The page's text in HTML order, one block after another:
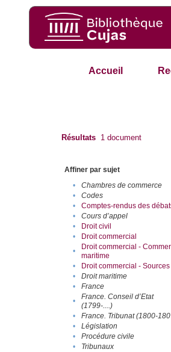
Accueil
Résultats 1 document
Affiner par sujet
•
Chambres de commerce
•
Codes
•
Comptes-rendus des
•
Cours d’appel
•
Droit civil
•
Droit commercial
•
Droit commercial -
maritime
• Droit commercial - Sources
•
Droit maritime
•
France
•
France. Conseil d’Etat
(1799-....)
• France. Tribunat (1800-
•
Législation
•
Procédure civile
•
Tribunaux